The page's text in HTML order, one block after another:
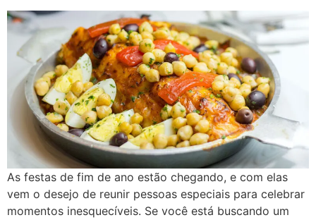
As festas de fim de ano estão chegando, e com elas
vem o desejo de reunir pessoas especiais para celebrar
momentos inesquecíveis. Se você está buscando um